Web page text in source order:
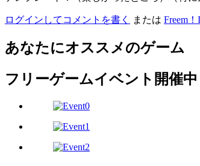
ログインしてコメントを書く または Freem
あなたにオススメのゲーム
フリーゲームイベント開催中